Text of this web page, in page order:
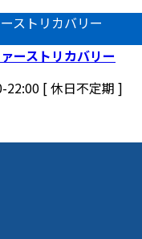
ストリカバリー
22:00 [ 休日不定期 ]